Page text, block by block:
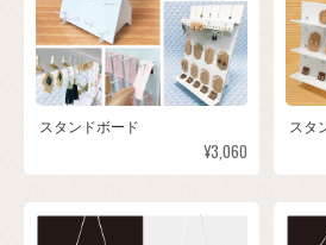
スタンドボード
¥3,060
スタ